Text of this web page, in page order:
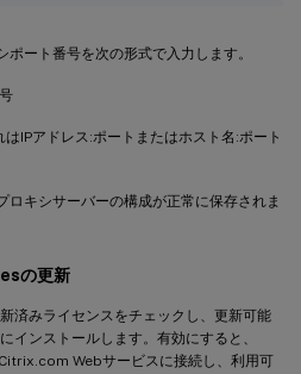
ート番号を次の形式で入力します。
IPアドレス:ポートまたはホスト名:ポート
ロキシサーバーの構成が正常に保存されま
の更新
済みライセンスをチェックし、更新可能
インストールします。有効にすると、
Webサービスに接続し、利用可